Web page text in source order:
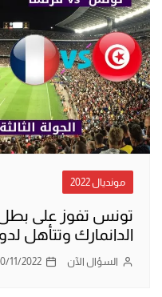
مونديال 2022
تونس تفوز على بطل
الدانمارك وتتأهل لدور
السؤال الآن 11/2022